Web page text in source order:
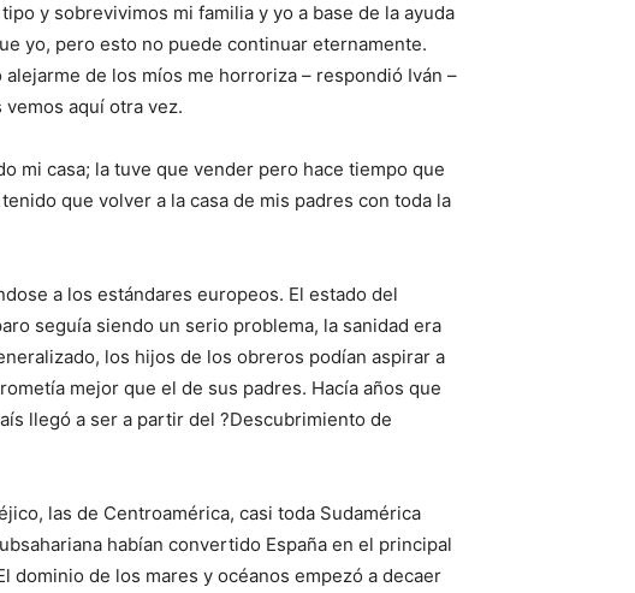
y sobrevivimos mi familia y yo a base de la ayuda
yo, pero esto no puede continuar eternamente.
de los míos me horroriza – respondió Iván –
aquí otra vez.
mi casa; la tuve que vender pero hace tiempo que
que volver a la casa de mis padres con toda la
a los estándares europeos. El estado del
seguía siendo un serio problema, la sanidad era
los hijos de los obreros podían aspirar a
mejor que el de sus padres. Hacía años que
llegó a ser a partir del ?Descubrimiento de
las de Centroamérica, casi toda Sudamérica
habían convertido España en el principal
dominio de los mares y océanos empezó a decaer